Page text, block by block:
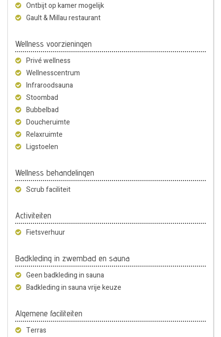
Ontbijt op kamer mogelijk
Gault & Millau restaurant
Wellness voorzieningen
Privé wellness
Wellnesscentrum
Infraroodsauna
Stoombad
Bubbelbad
Doucheruimte
Relaxruimte
Ligstoelen
Wellness behandelingen
Scrub faciliteit
Activiteiten
Fietsverhuur
Badkleding in zwembad en sauna
Geen badkleding in sauna
Badkleding in sauna vrije keuze
Algemene faciliteiten
Terras